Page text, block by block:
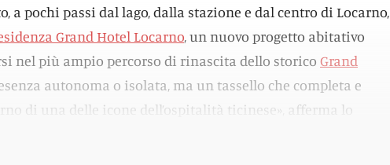
a pochi passi dal lago, dalla stazione e dal centro di Locarno,
Grand Hotel Locarno, un nuovo progetto abitativo
nel più ampio percorso di rinascita dello storico Grand
autonoma o isolata, ma un tassello che completa e
di una delle icone dell’ospitalità ticinese», afferma lo